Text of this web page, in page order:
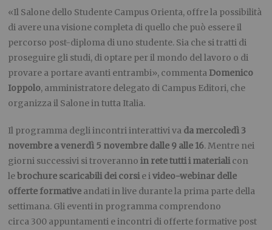
«Il Salone dello Studente Campus Orienta, offre la possibilità
di avere una visione completa di quello che può essere il
percorso post-diploma di uno studente. Sia che si tratti di
proseguire gli studi, di optare per il mondo del lavoro o di
provare a portare avanti entrambi», commenta Domenico
Ioppolo, amministratore delegato di Campus Editori, che
organizza il Salone in tutta Italia.
Il programma degli incontri interattivi va da mercoledì 3
novembre a venerdì 5 novembre dalle 9 alle 16. Mentre nei
giorni successivi si troverannoin rete tutti i materialicon
lebrochure scaricabili dei corsie ivideo-webinar delle
offerte formative andati in live durante la prima parte della
settimana. Gli eventi in programma comprendono
circa 300 appuntamenti e incontri di offerte formative post